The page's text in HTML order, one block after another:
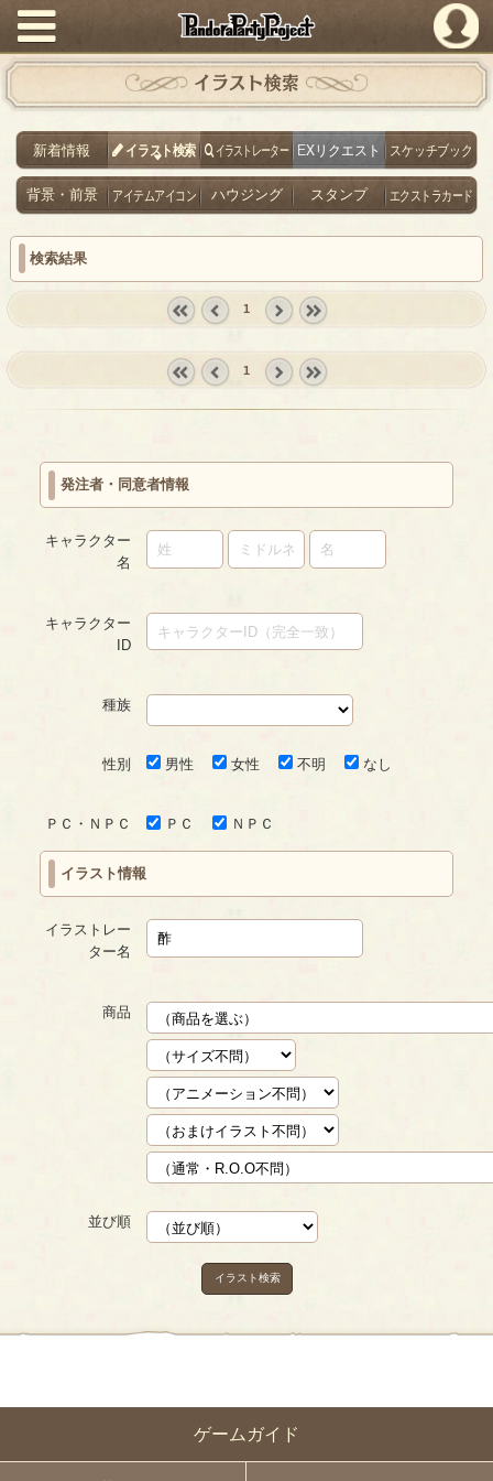
PandoraPartyProject
ゲームガイド
イラスト検索
新着情報 イラスト検索 イラストレーター EXリクエスト スケッチブック
背景・前景 アイテムアイコン ハウジング スタンプ エクストラカード
検索結果
prev
1
1
発注者・同意者情報
キャラクター
名
キャラクター
ID
種族
性別 男性 女性 不明 なし
ＰＣ・ＮＰＣ ＰＣ ＮＰＣ
イラスト情報
イラストレー
ター名
商品
並び順
イラスト検索